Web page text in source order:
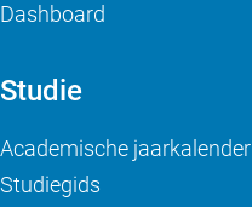
Dashboard
Studie
Academische jaarkalender
Studiegids